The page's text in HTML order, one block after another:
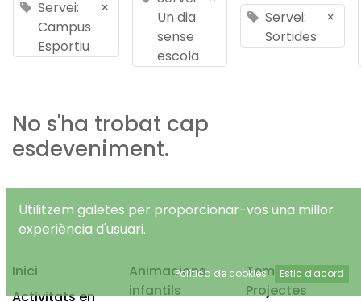
Servei:
Campus
Esportiu
×
Un dia
sense
escola
Servei:
Sortides
×
No s'ha trobat cap
esdeveniment.
Inici
Activitats en
Animacions
infantils
Temps Lliure
Projectes
Utilitzem galetes per proporcionar-vos una millor
experiència d'usuari.
Política de cookies Estic d'acord